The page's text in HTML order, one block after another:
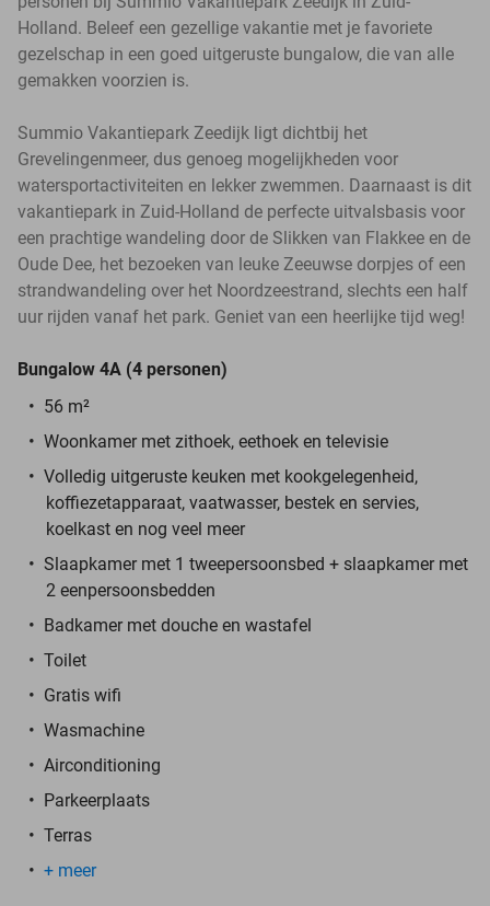
Holland. Beleef een gezellige vakantie met je favoriete
gezelschap in een goed uitgeruste bungalow, die van alle
gemakken voorzien is.
Summio Vakantiepark Zeedijk ligt dichtbij het
Grevelingenmeer, dus genoeg mogelijkheden voor
watersportactiviteiten en lekker zwemmen. Daarnaast is dit
vakantiepark in Zuid-Holland de perfecte uitvalsbasis voor
een prachtige wandeling door de Slikken van Flakkee en de
Oude Dee, het bezoeken van leuke Zeeuwse dorpjes of een
strandwandeling over het Noordzeestrand, slechts een half
uur rijden vanaf het park. Geniet van een heerlijke tijd weg!
Bungalow 4A (4 personen)
56 m²
Woonkamer met zithoek, eethoek en televisie
Volledig uitgeruste keuken met kookgelegenheid,
koffiezetapparaat, vaatwasser, bestek en servies,
koelkast en nog veel meer
Slaapkamer met 1 tweepersoonsbed + slaapkamer met
2 eenpersoonsbedden
Badkamer met douche en wastafel
Toilet
Gratis wifi
Wasmachine
Airconditioning
Parkeerplaats
Terras
+ meer